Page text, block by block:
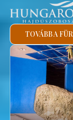
TOVÁBB A